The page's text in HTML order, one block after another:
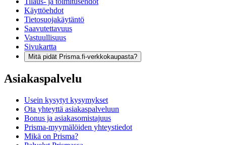
Käyttöehdot
Tietosuojakäytäntö
Saavutettavuus
Vastuullisuus
Sivukartta
Mitä pidät Prisma.fi-verkkokaupasta?
Asiakaspalvelu
Usein kysytyt kysymykset
Ota yhteyttä asiakaspalveluun
Bonus ja asiakasomistajuus
Prisma-myymälöiden yhteystiedot
Mikä on Prisma?